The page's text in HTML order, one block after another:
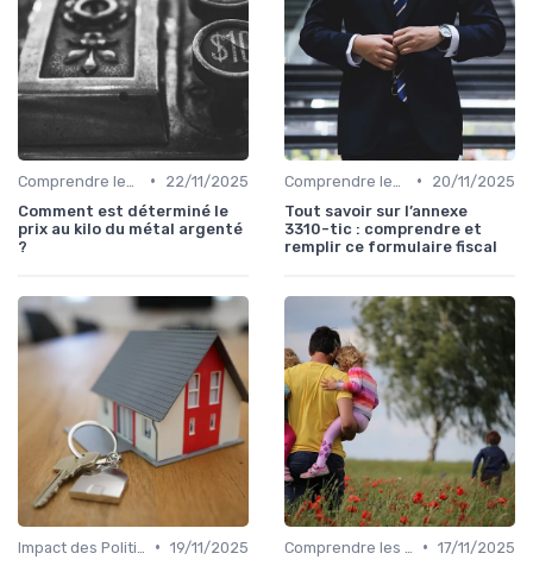
•
22/11/2025
Comment est déterminé le
prix au kilo du métal argenté
?
•
20/11/2025
Tout savoir sur l’annexe
3310-tic : comprendre et
remplir ce formulaire fiscal
• 19/11/2025
• 17/11/2025